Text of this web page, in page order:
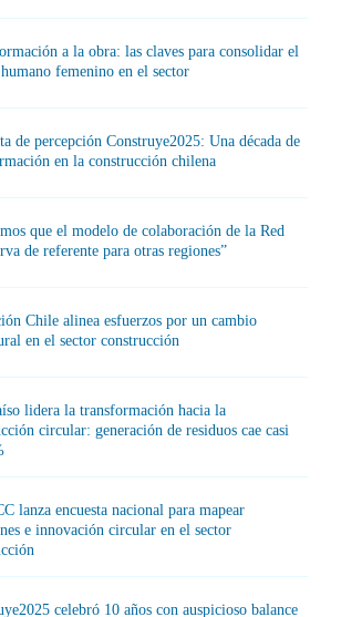
a la obra: las claves para consolidar el
femenino en el sector
de percepción Construye2025: Una década de
en la construcción chilena
que el modelo de colaboración de la Red
de referente para otras regiones”
Chile alinea esfuerzos por un cambio
en el sector construcción
lidera la transformación hacia la
circular: generación de residuos cae casi
lanza encuesta nacional para mapear
e innovación circular en el sector
celebró 10 años con auspicioso balance